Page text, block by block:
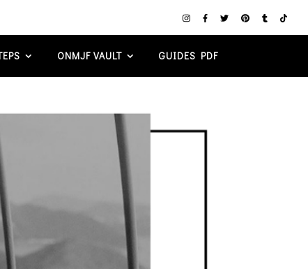
ONMJF VAULT GUIDES PDF